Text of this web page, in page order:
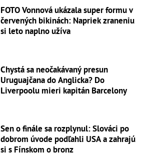
FOTO Vonnová ukázala super formu v
červených bikinách: Napriek zraneniu
si leto naplno užíva
Chystá sa neočakávaný presun
Uruguajčana do Anglicka? Do
Liverpoolu mieri kapitán Barcelony
Sen o finále sa rozplynul: Slováci po
dobrom úvode podľahli USA a zahrajú
si s Fínskom o bronz